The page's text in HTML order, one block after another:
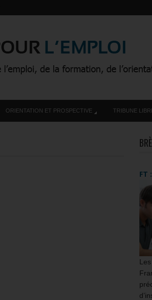
ORIENTATION ET PROSPECTIVE TRIBUNE
FT